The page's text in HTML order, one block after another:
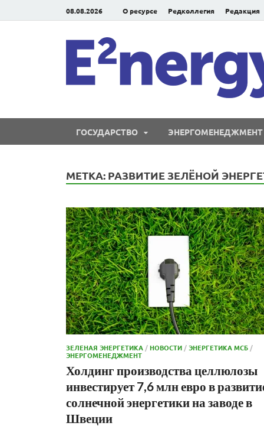
08.08.2026 О ресурсе Редколлегия Редакция
ГОСУДАРСТВО ЭНЕРГОМЕНЕДЖМЕНТ
МЕТКА: РАЗВИТИЕ ЗЕЛЁНОЙ
ЗЕЛЕНАЯ ЭНЕРГЕТИКА /НОВОСТИ /ЭНЕРГЕТИКА МСБ /
ЭНЕРГОМЕНЕДЖМЕНТ
Холдинг производства целлюлозы
инвестирует 7,6 млн евро в
солнечной энергетики на заводе в
Швеции